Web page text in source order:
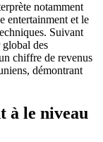
notamment
entertainment et le
Suivant
global des
chiffre de revenus
démontrant
à le niveau